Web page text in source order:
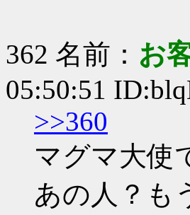
362 名前： お
05:50:51
>>360
マグマ大使
あの人？も